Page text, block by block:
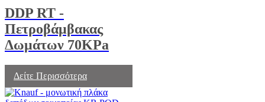
DDP RT -
Πετροβάμβακας
Δωμάτων 70KPa
Δείτε Περισσότερα